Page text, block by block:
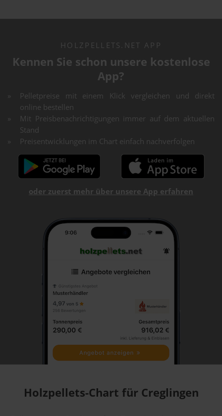
HOLZPELLETS.NET APP
Kennen Sie schon unsere kostenlose
App?
Pelletpreise mit einem Klick vergleichen und direkt
online bestellen
Mit Preisbenachrichtigungen immer auf dem aktuellen
Stand
Preisentwicklungen im Chart einfach nachverfolgen
oder zuerst mehr über unsere App erfahren
Holzpellets-Chart für Creglingen